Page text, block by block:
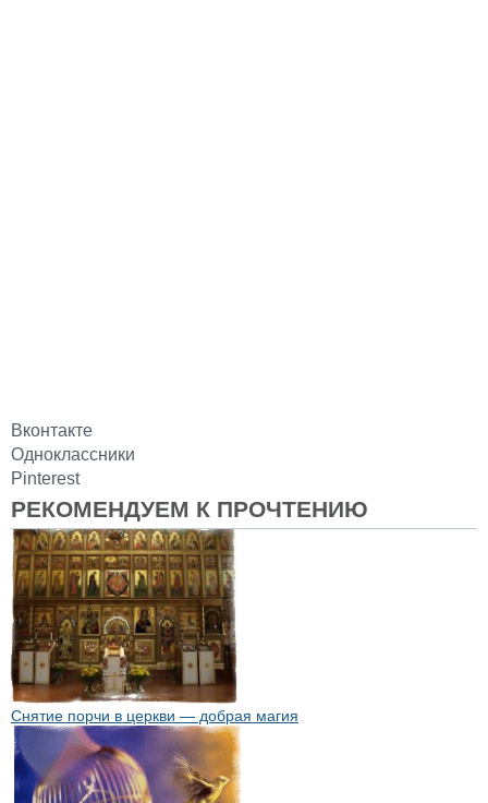
Вконтакте
Одноклассники
Pinterest
РЕКОМЕНДУЕМ К ПРОЧТЕНИЮ
Снятие порчи в церкви — добрая магия